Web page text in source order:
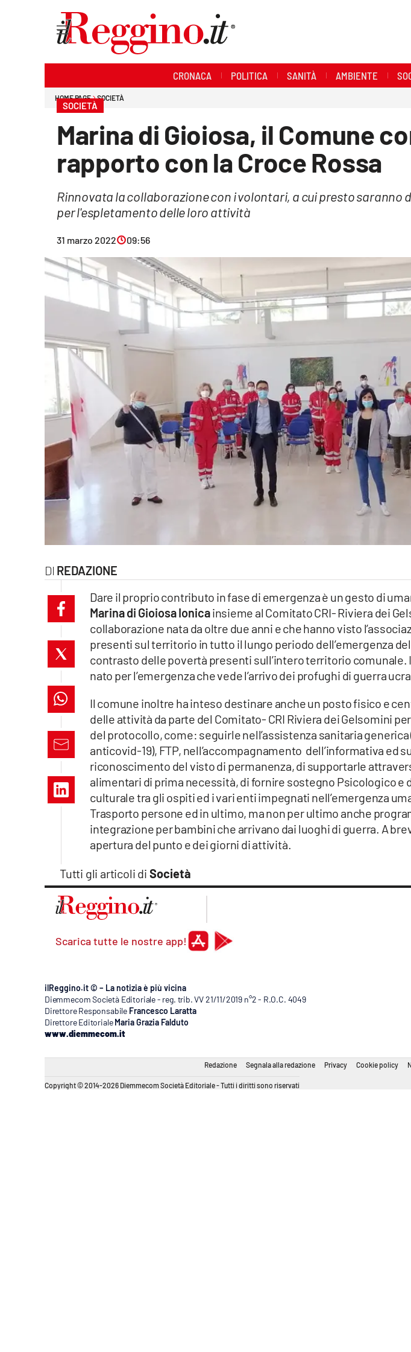
Streaming
cosenzachannel.it
catanzarochannel.it
lacapitalenews.it
CRONACA POLITICA SANITÀ AMBIENTE
HOME PAGE SOCIETÀ
SOCIETÀ
Marina di Gioiosa, il Comune
rapporto con la Croce Rossa
Rinnovata la collaborazione con i volontari, a cui presto saranno
per l'espletamento delle loro attività
31 marzo 2022 09:56
REDAZIONE
Tutti gli articoli di Società
Dare il proprio contributo in fase di emergenza è un gesto di
Marina di Gioiosa Ionicainsieme al Comitato CRI- Riviera dei
collaborazione nata da oltre due anni e che hanno visto
presenti sul territorio in tutto il lungo periodo dell’emergenza
contrasto delle povertà presenti sull’intero territorio comunale.
nato per l’emergenza che vede l’arrivo dei profughi di guerra
Il comune inoltre ha inteso destinare anche un posto fisico e
delle attività da parte del Comitato- CRI Riviera dei Gelsomini
del protocollo, come: seguirle nell’assistenza sanitaria
anticovid-19), FTP, nell’accompagnamento dell’informativa ed
riconoscimento del visto di permanenza, di supportarle
alimentari di prima necessità, di fornire sostegno Psicologico e
culturale tra gli ospiti ed i vari enti impegnati nell’emergenza
Trasporto persone ed in ultimo, ma non per ultimo anche
integrazione per bambini che arrivano dai luoghi di guerra. A
apertura del punto e dei giorni di attività.
Scarica tutte le nostre app!
ilReggino.it © – La notizia è più vicina
Diemmecom Società Editoriale - reg. trib. VV 21/11/2019 n°2 - R.O.C. 4049
Direttore Responsabile Francesco Laratta
Direttore Editoriale Maria Grazia Falduto
www.diemmecom.it
Redazione Segnala alla redazione Privacy Cookie policy
Copyright © 2014-2026 Diemmecom Società Editoriale - Tutti i diritti sono riservati